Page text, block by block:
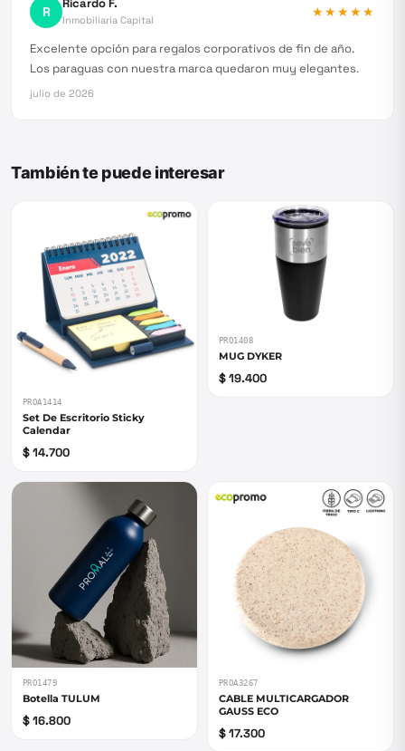
R Ricardo F.
Inmobiliaria Capital
★★★★★
Excelente opción para regalos corporativos de fin de año.
Los paraguas con nuestra marca quedaron muy elegantes.
julio de 2026
También te puede interesar
PROA1414
Set De Escritorio Sticky
Calendar
$ 14.700
PRO1408
MUG DYKER
$ 19.400
PRO1479
Botella TULUM
$ 16.800
PROA3267
CABLE MULTICARGADOR
GAUSS ECO
$ 17.300